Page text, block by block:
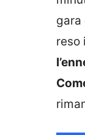
gara
reso